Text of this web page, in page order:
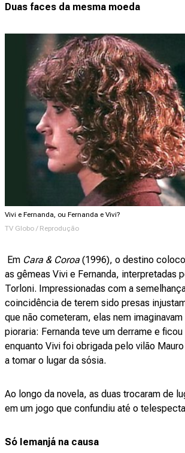
Duas faces da mesma moeda
Vivi e Fernanda, ou Fernanda e Vivi?
TV Globo / Reprodução
Em Cara & Coroa (1996), o destino
as gêmeas Vivi e Fernanda, interpretadas
Torloni. Impressionadas com a
coincidência de terem sido presas
que não cometeram, elas nem
pioraria: Fernanda teve um derrame e
enquanto Vivi foi obrigada pelo vilão
a tomar o lugar da sósia.
Ao longo da novela, as duas trocaram de
em um jogo que confundiu até o
Só Iemanjá na causa